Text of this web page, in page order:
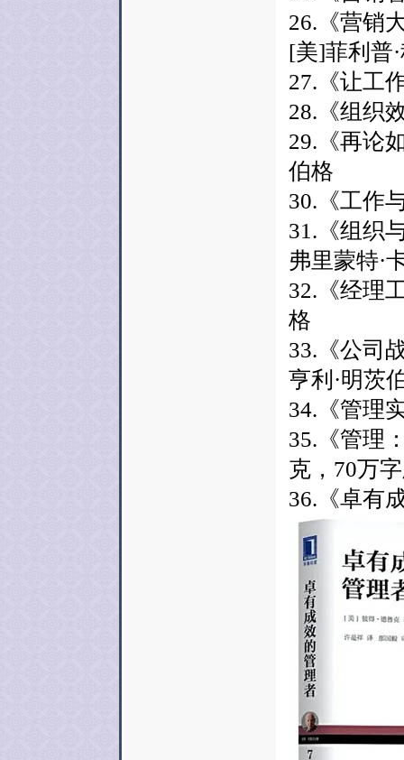
26.《营销
[美]菲利普
27.《让工
28.《组织
29.《再论
伯格
30.《工作
31.《组织
弗里蒙特·
32.《经理
格
33.《公司
亨利·明茨
34.《管理
35.《管理
克，70万
36.《卓有